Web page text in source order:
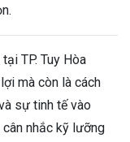
TP. Tuy Hòa
mà còn là cách
sự tinh tế vào
nhắc kỹ lưỡng